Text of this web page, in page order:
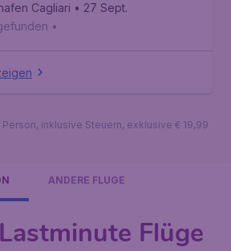
Cagliari • 27 Sept.
•
inklusive Steuern, exklusive € 19,99
ANDERE FLÜGE
Flüge